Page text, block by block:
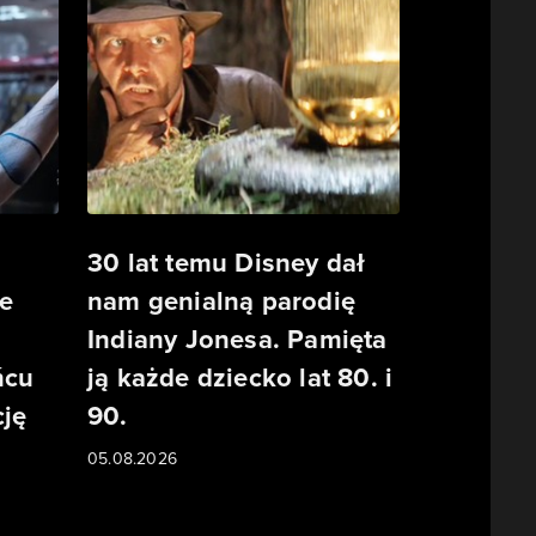
30 lat temu Disney dał
nam genialną parodię
Indiany Jonesa. Pamięta
ją każde dziecko lat 80. i
90.
05.08.2026